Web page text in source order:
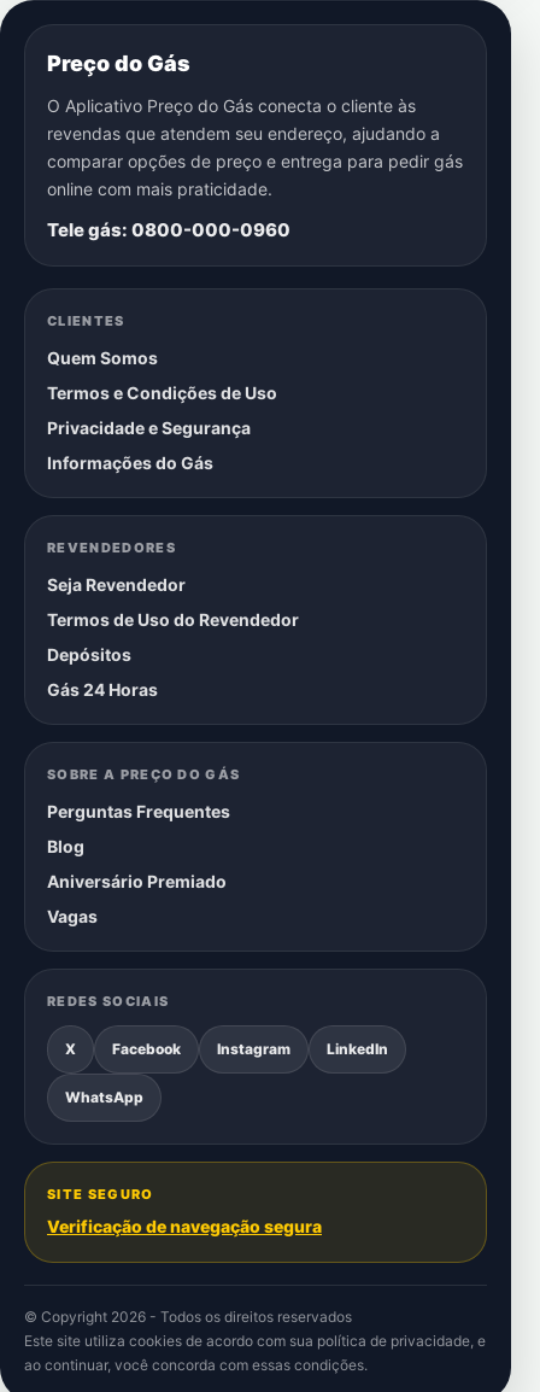
Preço do Gás
O Aplicativo Preço do Gás conecta o cliente às
revendas que atendem seu endereço, ajudando a
comparar opções de preço e entrega para pedir gás
online com mais praticidade.
Tele gás: 0800-000-0960
CLIENTES
Quem Somos
Termos e Condições de Uso
Privacidade e Segurança
Informações do Gás
REVENDEDORES
Seja Revendedor
Termos de Uso do Revendedor
Depósitos
Gás 24 Horas
SOBRE A PREÇO DO GÁS
Perguntas Frequentes
Blog
Aniversário Premiado
Vagas
REDES SOCIAIS
X Facebook Instagram LinkedIn
WhatsApp
SITE SEGURO
Verificação de navegação segura
© Copyright 2026 - Todos os direitos reservados
Este site utiliza cookies de acordo com sua política de privacidade, e
ao continuar, você concorda com essas condições.